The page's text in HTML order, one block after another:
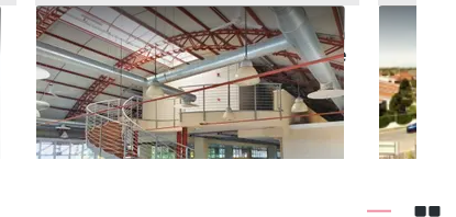
#24538 Porzione di fabbricato, con
possibilità di frazionamento, oltre
a 30 posti auto di pertinenza
Nova Milanese
(Monza e della Brianza)
auto e